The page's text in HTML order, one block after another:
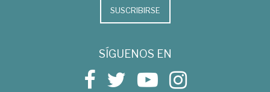
SUSCRIBIRSE
SÍGUENOS EN